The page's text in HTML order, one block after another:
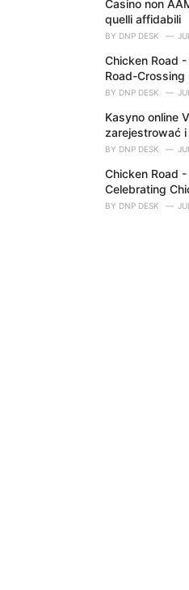
Casino non
quelli affidabili
BY DNP DESK
Chicken Road
Road-Crossing
BY DNP DESK
Kasyno online
zarejestrować
BY DNP DESK
Chicken Road
Celebrating
BY DNP DESK